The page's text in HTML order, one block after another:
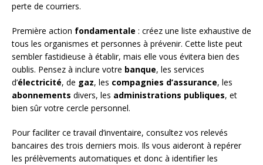
perte de courriers.
Première action fondamentale : créez une liste exhaustive de
tous les organismes et personnes à prévenir. Cette liste peut
sembler fastidieuse à établir, mais elle vous évitera bien des
oublis. Pensez à inclure votre banque, les services
d’électricité, de gaz, les compagnies d’assurance, les
abonnements divers, les administrations publiques, et
bien sûr votre cercle personnel.
Pour faciliter ce travail d’inventaire, consultez vos relevés
bancaires des trois derniers mois. Ils vous aideront à repérer
les prélèvements automatiques et donc à identifier les